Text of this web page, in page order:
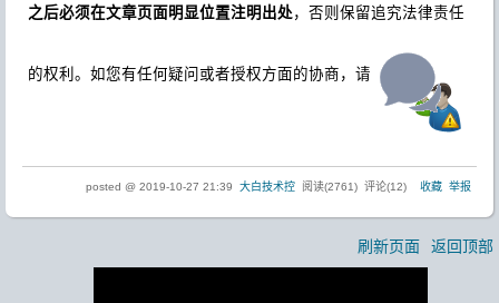
之后必须在文章页面明显位置注明出处，否则保留追究法律责任
的权利。如您有任何疑问或者授权方面的协商，请 .
posted @ 2019-10-27 21:39 大白技术控 阅读(2761) 评论(12) 收藏 举报
刷新页面 返回顶部